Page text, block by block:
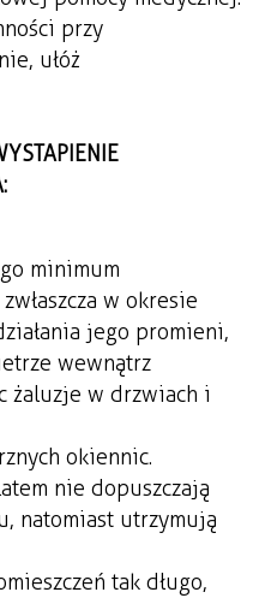
przy
ułóż
minimum
w okresie
jego promieni,
wewnątrz
żaluzje w drzwiach i
okiennic.
nie dopuszczają
natomiast utrzymują
tak długo,